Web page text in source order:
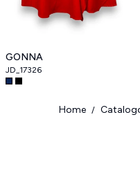
GONNA
JD_17326
Home /